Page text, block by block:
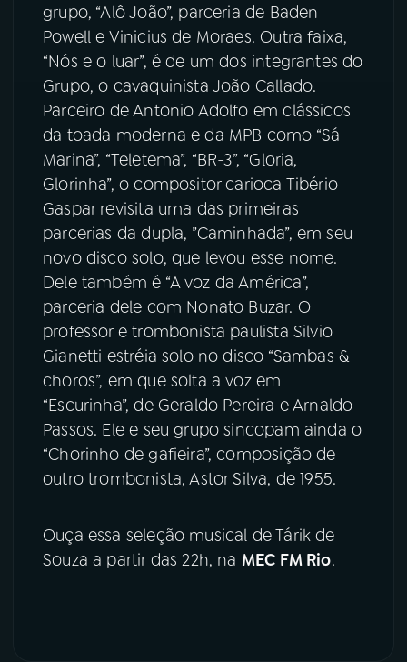
grupo, “Alô João”, parceria de Baden
Powell e Vinicius de Moraes. Outra faixa,
“Nós e o luar”, é de um dos integrantes do
Grupo, o cavaquinista João Callado.
Parceiro de Antonio Adolfo em clássicos
da toada moderna e da MPB como “Sá
Marina”, “Teletema”, “BR-3”, “Gloria,
Glorinha”, o compositor carioca Tibério
Gaspar revisita uma das primeiras
parcerias da dupla, ”Caminhada”, em seu
novo disco solo, que levou esse nome.
Dele também é “A voz da América”,
parceria dele com Nonato Buzar. O
professor e trombonista paulista Silvio
Gianetti estréia solo no disco “Sambas &
choros”, em que solta a voz em
“Escurinha”, de Geraldo Pereira e Arnaldo
Passos. Ele e seu grupo sincopam ainda o
“Chorinho de gafieira”, composição de
outro trombonista, Astor Silva, de 1955.
Ouça essa seleção musical de Tárik de
Souza a partir das 22h, na MEC FM Rio.